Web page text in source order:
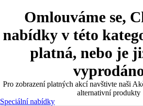
Omlouváme se,
nabídky v této
platná, nebo je
Pro zobrazení platných akcí navštivte naši
alternativní produkty
Speciální nabídky